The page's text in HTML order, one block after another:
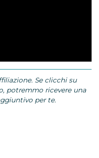
Se clicchi su
potremmo ricevere una
per te.